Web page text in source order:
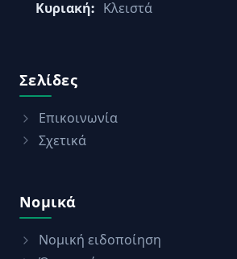
Κυριακή:
Κλειστά
Σελίδες
Επικοινωνία
Σχετικά
Νομικά
Νομική ειδοποίηση